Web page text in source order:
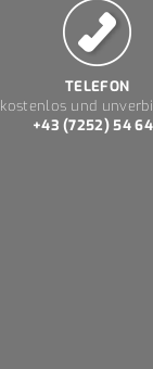
TELEFON
kostenlos und
+43 (7252) 54